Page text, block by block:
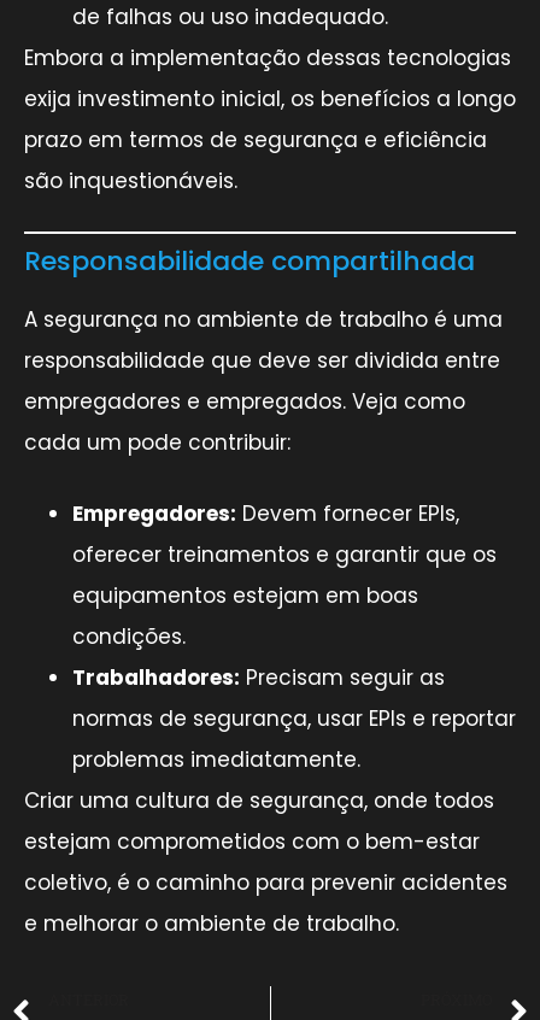
de falhas ou uso inadequado.
Embora a implementação dessas tecnologias
exija investimento inicial, os benefícios a longo
prazo em termos de segurança e eficiência
são inquestionáveis.
Responsabilidade compartilhada
A segurança no ambiente de trabalho é uma
responsabilidade que deve ser dividida entre
empregadores e empregados. Veja como
cada um pode contribuir:
Empregadores: Devem fornecer EPIs,
oferecer treinamentos e garantir que os
equipamentos estejam em boas
condições.
Trabalhadores: Precisam seguir as
normas de segurança, usar EPIs e reportar
problemas imediatamente.
Criar uma cultura de segurança, onde todos
estejam comprometidos com o bem-estar
coletivo, é o caminho para prevenir acidentes
e melhorar o ambiente de trabalho.